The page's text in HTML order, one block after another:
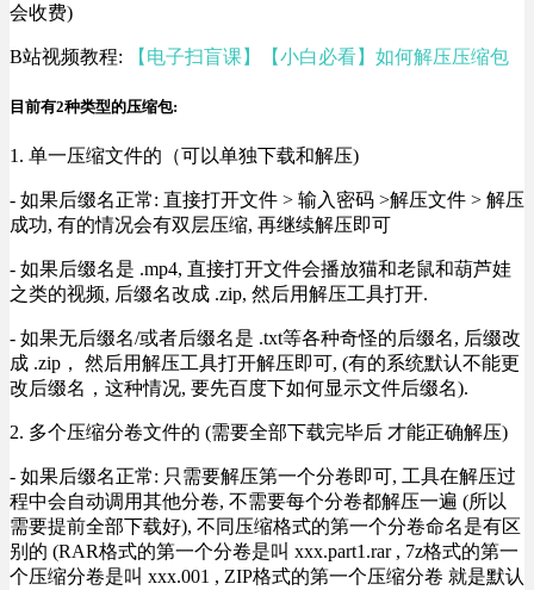
会收费)
B站视频教程: 【电子扫盲课】【小白必看】如何解压压缩包
目前有2种类型的压缩包:
1. 单一压缩文件的（可以单独下载和解压)
- 如果后缀名正常: 直接打开文件 > 输入密码 >解压文件 > 解压
成功, 有的情况会有双层压缩, 再继续解压即可
- 如果后缀名是 .mp4, 直接打开文件会播放猫和老鼠和葫芦娃
之类的视频, 后缀名改成 .zip, 然后用解压工具打开.
- 如果无后缀名/或者后缀名是 .txt等各种奇怪的后缀名, 后缀改
成 .zip， 然后用解压工具打开解压即可, (有的系统默认不能更
改后缀名，这种情况, 要先百度下如何显示文件后缀名).
2. 多个压缩分卷文件的 (需要全部下载完毕后 才能正确解压)
- 如果后缀名正常: 只需要解压第一个分卷即可, 工具在解压过
程中会自动调用其他分卷, 不需要每个分卷都解压一遍 (所以
需要提前全部下载好), 不同压缩格式的第一个分卷命名是有区
别的 (RAR格式的第一个分卷是叫 xxx.part1.rar , 7z格式的第一
个压缩分卷是叫 xxx.001 , ZIP格式的第一个压缩分卷 就是默认